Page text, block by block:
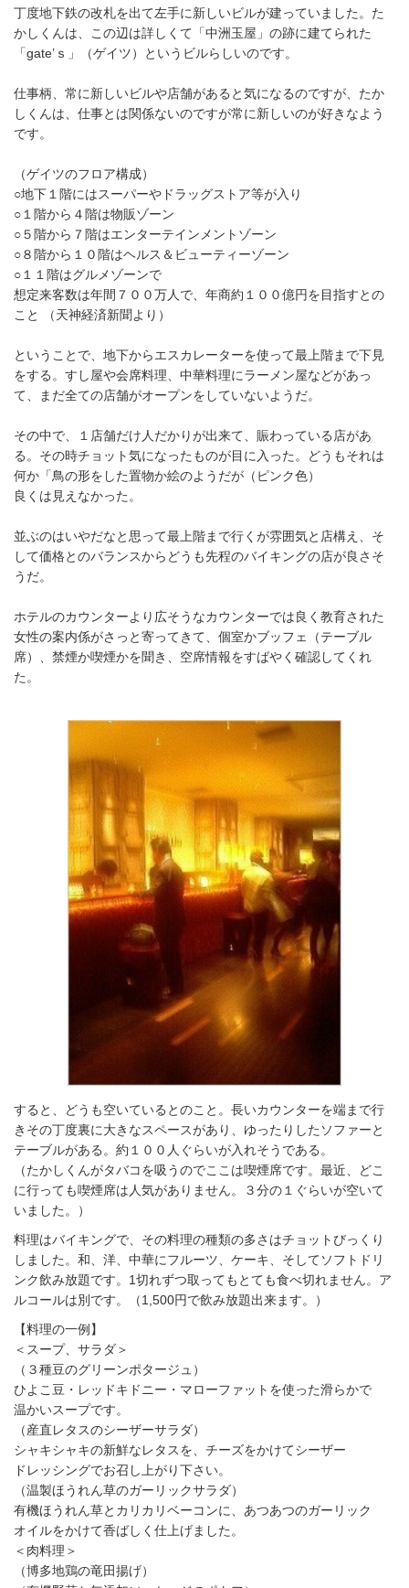
丁度地下鉄の改札を出て左手に新しいビルが建っていました。た
かしくんは、この辺は詳しくて「中洲玉屋」の跡に建てられた
「gate’ｓ」（ゲイツ）というビルらしいのです。
仕事柄、常に新しいビルや店舗があると気になるのですが、たか
しくんは、仕事とは関係ないのですが常に新しいのが好きなよう
です。
（ゲイツのフロア構成）
○地下１階にはスーパーやドラッグストア等が入り
○１階から４階は物販ゾーン
○５階から７階はエンターテインメントゾーン
○８階から１０階はヘルス＆ビューティーゾーン
○１１階はグルメゾーンで
想定来客数は年間７００万人で、年商約１００億円を目指すとの
こと （天神経済新聞より）
ということで、地下からエスカレーターを使って最上階まで下見
をする。すし屋や会席料理、中華料理にラーメン屋などがあっ
て、まだ全ての店舗がオープンをしていないようだ。
その中で、１店舗だけ人だかりが出来て、賑わっている店があ
る。その時チョット気になったものが目に入った。どうもそれは
何か「鳥の形をした置物か絵のようだが（ピンク色）
良くは見えなかった。
並ぶのはいやだなと思って最上階まで行くが雰囲気と店構え、そ
して価格とのバランスからどうも先程のバイキングの店が良さそ
うだ。
ホテルのカウンターより広そうなカウンターでは良く教育された
女性の案内係がさっと寄ってきて、個室かブッフェ（テーブル
席）、禁煙か喫煙かを聞き、空席情報をすばやく確認してくれ
た。
すると、どうも空いているとのこと。長いカウンターを端まで行
きその丁度裏に大きなスペースがあり、ゆったりしたソファーと
テーブルがある。約１００人ぐらいが入れそうである。
（たかしくんがタバコを吸うのでここは喫煙席です。最近、どこ
に行っても喫煙席は人気がありません。３分の１ぐらいが空いて
いました。）
料理はバイキングで、その料理の種類の多さはチョットびっくり
しました。和、洋、中華にフルーツ、ケーキ、そしてソフトドリ
ンク飲み放題です。1切れずつ取ってもとても食べ切れません。ア
ルコールは別です。（1,500円で飲み放題出来ます。）
【料理の一例】
＜スープ、サラダ＞
（３種豆のグリーンポタージュ）
ひよこ豆・レッドキドニー・マローファットを使った滑らかで
温かいスープです。
（産直レタスのシーザーサラダ）
シャキシャキの新鮮なレタスを、チーズをかけてシーザー
ドレッシングでお召し上がり下さい。
（温製ほうれん草のガーリックサラダ）
有機ほうれん草とカリカリベーコンに、あつあつのガーリック
オイルをかけて香ばしく仕上げました。
＜肉料理＞
（博多地鶏の竜田揚げ）